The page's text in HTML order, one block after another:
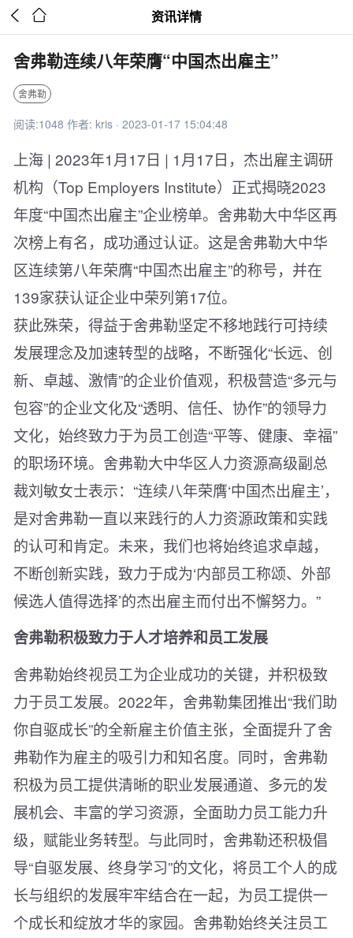
  资讯详情
舍弗勒连续八年荣膺“中国杰出雇主”
舍弗勒
阅读:1048 作者: kris · 2023-01-17 15:04:48
上海 | 2023年1月17日 | 1月17日，杰出雇主调研
机构（Top Employers Institute）正式揭晓2023
年度“中国杰出雇主”企业榜单。舍弗勒大中华区再
次榜上有名，成功通过认证。这是舍弗勒大中华
区连续第八年荣膺“中国杰出雇主”的称号，并在
139家获认证企业中荣列第17位。
获此殊荣，得益于舍弗勒坚定不移地践行可持续
发展理念及加速转型的战略，不断强化“长远、创
新、卓越、激情”的企业价值观，积极营造“多元与
包容”的企业文化及“透明、信任、协作”的领导力
文化，始终致力于为员工创造“平等、健康、幸福”
的职场环境。舍弗勒大中华区人力资源高级副总
裁刘敏女士表示：“连续八年荣膺‘中国杰出雇主’，
是对舍弗勒一直以来践行的人力资源政策和实践
的认可和肯定。未来，我们也将始终追求卓越，
不断创新实践，致力于成为‘内部员工称颂、外部
候选人值得选择’的杰出雇主而付出不懈努力。”
舍弗勒积极致力于人才培养和员工发展
舍弗勒始终视员工为企业成功的关键，并积极致
力于员工发展。2022年，舍弗勒集团推出“我们助
你自驱成长”的全新雇主价值主张，全面提升了舍
弗勒作为雇主的吸引力和知名度。同时，舍弗勒
积极为员工提供清晰的职业发展通道、多元的发
展机会、丰富的学习资源，全面助力员工能力升
级，赋能业务转型。与此同时，舍弗勒还积极倡
导“自驱发展、终身学习”的文化，将员工个人的成
长与组织的发展牢牢结合在一起，为员工提供一
个成长和绽放才华的家园。舍弗勒始终关注员工